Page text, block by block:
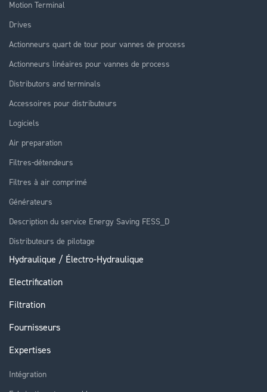
Motion Terminal
Drives
Actionneurs quart de tour pour vannes de process
Actionneurs linéaires pour vannes de process
Distributors and terminals
Accessoires pour distributeurs
Logiciels
Air preparation
Filtres-détendeurs
Filtres à air comprimé
Générateurs
Description du service Energy Saving FESS_D
Distributeurs de pilotage
Hydraulique / Électro-Hydraulique
Electrification
Filtration
Fournisseurs
Expertises
Intégration